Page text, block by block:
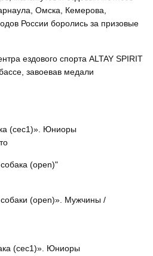
Омска, Кемерова,
России боролись за призовые
ездового спорта ALTAY SPIRIT
завоевав медали
(сес1)». Юниоры
(open)"
(open)». Мужчины /
(сес1)». Юниоры